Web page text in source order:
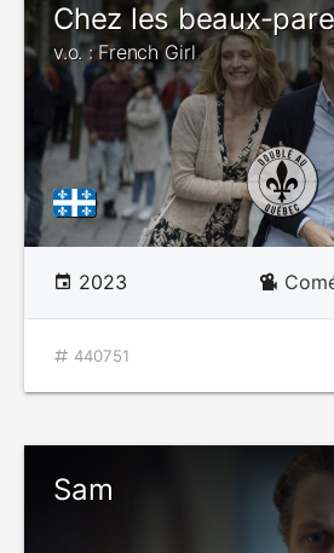
Chez les beaux-
v.o. : French Girl
2023
440751
Sam